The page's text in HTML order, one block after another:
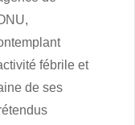
fébrile et
de ses